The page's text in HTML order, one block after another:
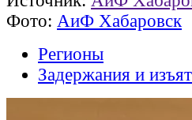
Фото: АиФ Хабаровск
Регионы
Задержания и